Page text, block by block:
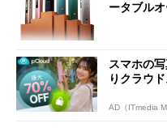
ータブル
スマホの
りクラウ
AD（ITmedia